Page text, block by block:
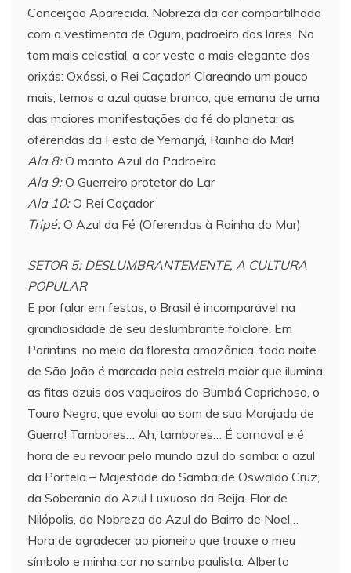
Conceição Aparecida. Nobreza da cor compartilhada
com a vestimenta de Ogum, padroeiro dos lares. No
tom mais celestial, a cor veste o mais elegante dos
orixás: Oxóssi, o Rei Caçador! Clareando um pouco
mais, temos o azul quase branco, que emana de uma
das maiores manifestações da fé do planeta: as
oferendas da Festa de Yemanjá, Rainha do Mar!
Ala 8:O manto Azul da Padroeira
Ala 9:O Guerreiro protetor do Lar
Ala 10:O Rei Caçador
Tripé:O Azul da Fé (Oferendas à Rainha do Mar)
SETOR 5: DESLUMBRANTEMENTE, A CULTURA
POPULAR
E por falar em festas, o Brasil é incomparável na
grandiosidade de seu deslumbrante folclore. Em
Parintins, no meio da floresta amazônica, toda noite
de São João é marcada pela estrela maior que ilumina
as fitas azuis dos vaqueiros do Bumbá Caprichoso, o
Touro Negro, que evolui ao som de sua Marujada de
Guerra! Tambores… Ah, tambores… É carnaval e é
hora de eu revoar pelo mundo azul do samba: o azul
da Portela – Majestade do Samba de Oswaldo Cruz,
da Soberania do Azul Luxuoso da Beija-Flor de
Nilópolis, da Nobreza do Azul do Bairro de Noel…
Hora de agradecer ao pioneiro que trouxe o meu
símbolo e minha cor no samba paulista: Alberto